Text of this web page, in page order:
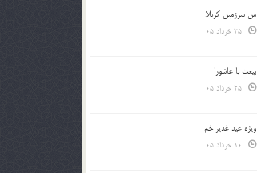
من سرزمین کربلا
بیعت با عاشورا
ویژه عید غدیر خم